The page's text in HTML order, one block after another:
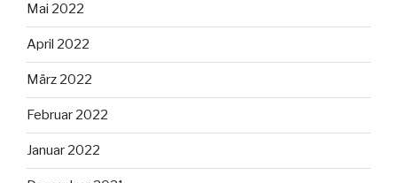
Mai 2022
April 2022
März 2022
Februar 2022
Januar 2022